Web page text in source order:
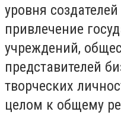
уровня
привлечение
учреждений,
представителей
творческих
целом к общему